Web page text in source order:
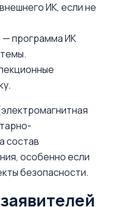
ИК, если не
программа ИК
состав
особенно если
безопасности.